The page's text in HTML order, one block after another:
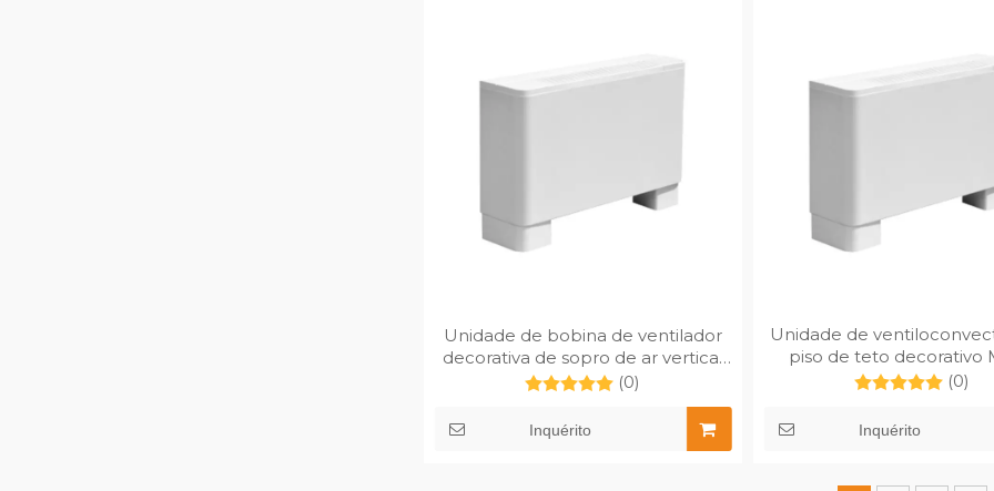
Unidade de bobina de ventilador
decorativa de sopro de ar vertical
MFP-170TM-BL
(0)
Inquérito
Unidade de
piso de teto decorativo
136TM-BL(0)
Inquérito